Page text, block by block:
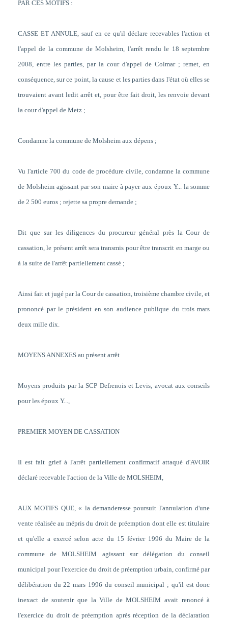
PAR CES MOTIFS :
CASSE ET ANNULE, sauf en ce qu'il déclare recevables l'action et
l'appel de la commune de Molsheim, l'arrêt rendu le 18 septembre
2008, entre les parties, par la cour d'appel de Colmar ; remet, en
conséquence, sur ce point, la cause et les parties dans l'état où elles se
trouvaient avant ledit arrêt et, pour être fait droit, les renvoie devant
la cour d'appel de Metz ;
Condamne la commune de Molsheim aux dépens ;
Vu l'article 700 du code de procédure civile, condamne la commune
de Molsheim agissant par son maire à payer aux époux Y... la somme
de 2 500 euros ; rejette sa propre demande ;
Dit que sur les diligences du procureur général près la Cour de
cassation, le présent arrêt sera transmis pour être transcrit en marge ou
à la suite de l'arrêt partiellement cassé ;
Ainsi fait et jugé par la Cour de cassation, troisième chambre civile, et
prononcé par le président en son audience publique du trois mars
deux mille dix.
MOYENS ANNEXES au présent arrêt
Moyens produits par la SCP Defrenois et Levis, avocat aux conseils
pour les époux Y...,
PREMIER MOYEN DE CASSATION
Il est fait grief à l'arrêt partiellement confirmatif attaqué d'AVOIR
déclaré recevable l'action de la Ville de MOLSHEIM,
AUX MOTIFS QUE, « la demanderesse poursuit l'annulation d'une
vente réalisée au mépris du droit de préemption dont elle est titulaire
et qu'elle a exercé selon acte du 15 février 1996 du Maire de la
commune de MOLSHEIM agissant sur délégation du conseil
municipal pour l'exercice du droit de préemption urbain, confirmé par
délibération du 22 mars 1996 du conseil municipal ; qu'il est donc
inexact de soutenir que la Ville de MOLSHEIM avait renoncé à
l'exercice du droit de préemption après réception de la déclaration